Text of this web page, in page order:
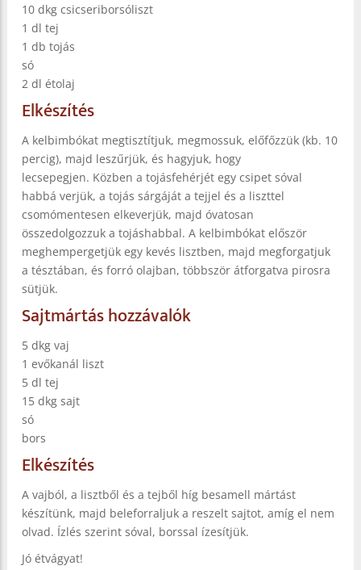
10 dkg csicseriborsóliszt
1 dl tej
1 db tojás
só
2 dl étolaj
Elkészítés
A kelbimbókat megtisztítjuk, megmossuk, előfőzzük (kb. 10
percig), majd leszűrjük, és hagyjuk, hogy
lecsepegjen. Közben a tojásfehérjét egy csipet sóval
habbá verjük, a tojás sárgáját a tejjel és a liszttel
csomómentesen elkeverjük, majd óvatosan
összedolgozzuk a tojáshabbal. A kelbimbókat először
meghempergetjük egy kevés lisztben, majd megforgatjuk
a tésztában, és forró olajban, többször átforgatva pirosra
sütjük.
Sajtmártás hozzávalók
5 dkg vaj
1 evőkanál liszt
5 dl tej
15 dkg sajt
só
bors
Elkészítés
A vajból, a lisztből és a tejből híg besamell mártást
készítünk, majd beleforraljuk a reszelt sajtot, amíg el nem
olvad. Ízlés szerint sóval, borssal ízesítjük.
Jó étvágyat!